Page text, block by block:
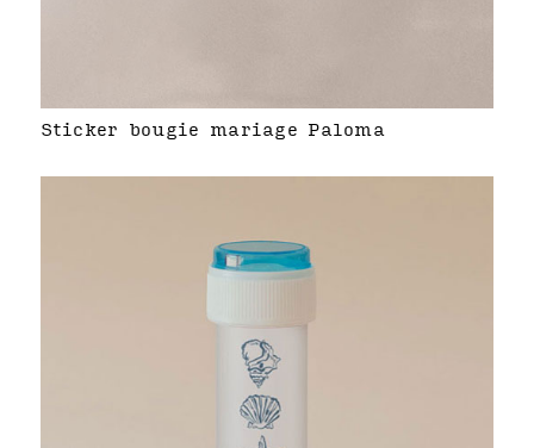
Sticker bougie mariage Paloma